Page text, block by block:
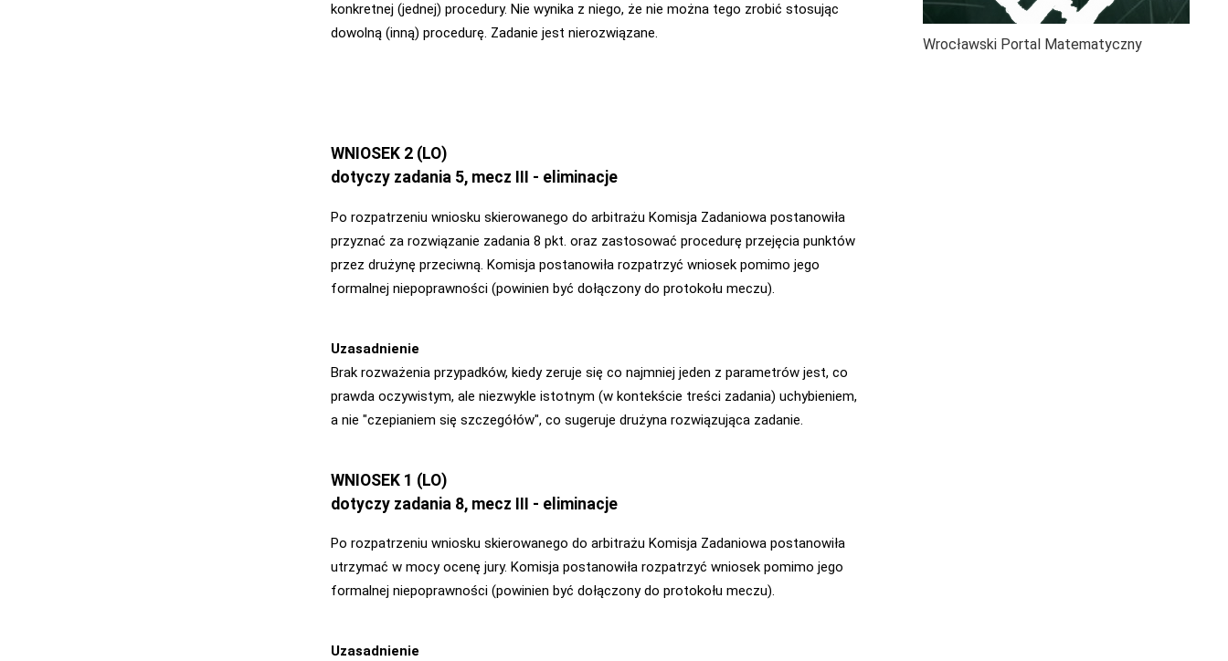
konkretnej (jednej) procedury. Nie wynika z niego, że nie można tego zrobić stosując
dowolną (inną) procedurę. Zadanie jest nierozwiązane.
WNIOSEK 2 (LO)
dotyczy zadania 5, mecz III - eliminacje
Po rozpatrzeniu wniosku skierowanego do arbitrażu Komisja Zadaniowa postanowiła
przyznać za rozwiązanie zadania 8 pkt. oraz zastosować procedurę przejęcia punktów
przez drużynę przeciwną. Komisja postanowiła rozpatrzyć wniosek pomimo jego
formalnej niepoprawności (powinien być dołączony do protokołu meczu).
Uzasadnienie
Brak rozważenia przypadków, kiedy zeruje się co najmniej jeden z parametrów jest, co
prawda oczywistym, ale niezwykle istotnym (w kontekście treści zadania) uchybieniem,
a nie "czepianiem się szczegółów", co sugeruje drużyna rozwiązująca zadanie.
WNIOSEK 1 (LO)
dotyczy zadania 8, mecz III - eliminacje
Po rozpatrzeniu wniosku skierowanego do arbitrażu Komisja Zadaniowa postanowiła
utrzymać w mocy ocenę jury. Komisja postanowiła rozpatrzyć wniosek pomimo jego
formalnej niepoprawności (powinien być dołączony do protokołu meczu).
Uzasadnienie
Wrocławski Portal Matematyczny